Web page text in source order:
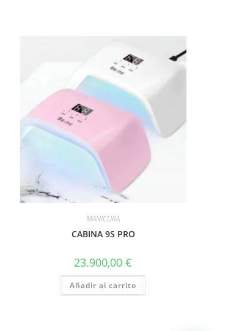
MANICURA
CABINA 9S PRO
23.900,00€
Añadir al carrito